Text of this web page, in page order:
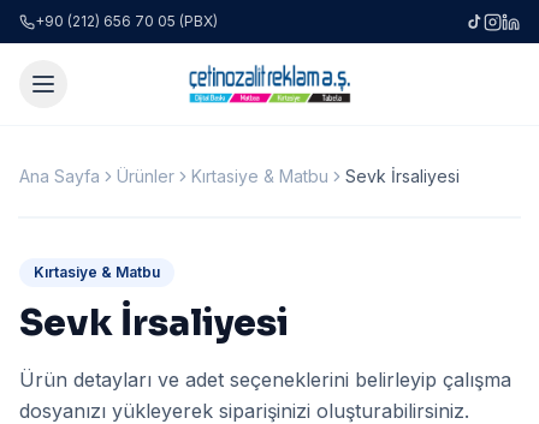
+90 (212) 656 70 05 (PBX)
Ana Sayfa Ürünler Kırtasiye & Matbu Sevk İrsaliyesi
Kırtasiye & Matbu
Sevk İrsaliyesi
Ürün detayları ve adet seçeneklerini belirleyip çalışma
dosyanızı yükleyerek siparişinizi oluşturabilirsiniz.